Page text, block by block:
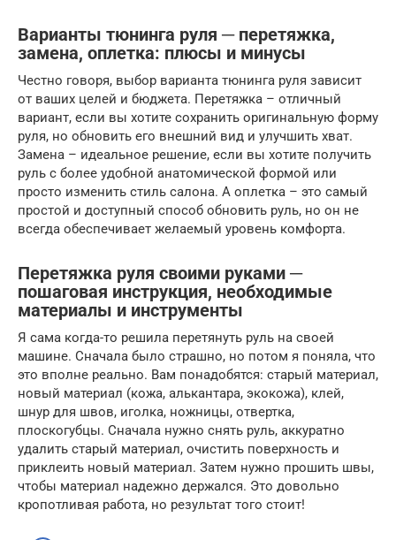
Варианты тюнинга руля ─ перетяжка,
замена, оплетка: плюсы и минусы
Честно говоря, выбор варианта тюнинга руля зависит
от ваших целей и бюджета. Перетяжка – отличный
вариант, если вы хотите сохранить оригинальную форму
руля, но обновить его внешний вид и улучшить хват.
Замена – идеальное решение, если вы хотите получить
руль с более удобной анатомической формой или
просто изменить стиль салона. А оплетка – это самый
простой и доступный способ обновить руль, но он не
всегда обеспечивает желаемый уровень комфорта.
Перетяжка руля своими руками ─
пошаговая инструкция, необходимые
материалы и инструменты
Я сама когда-то решила перетянуть руль на своей
машине. Сначала было страшно, но потом я поняла, что
это вполне реально. Вам понадобятся: старый материал,
новый материал (кожа, алькантара, экокожа), клей,
шнур для швов, иголка, ножницы, отвертка,
плоскогубцы. Сначала нужно снять руль, аккуратно
удалить старый материал, очистить поверхность и
приклеить новый материал. Затем нужно прошить швы,
чтобы материал надежно держался. Это довольно
кропотливая работа, но результат того стоит!